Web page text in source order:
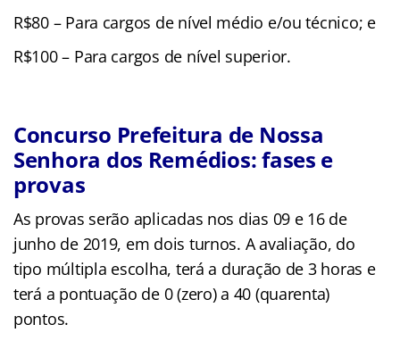
R$80 – Para cargos de nível médio e/ou técnico; e
R$100 – Para cargos de nível superior.
Concurso Prefeitura de Nossa
Senhora dos Remédios: fases e
provas
As provas serão aplicadas nos dias 09 e 16 de
junho de 2019, em dois turnos. A avaliação, do
tipo múltipla escolha, terá a duração de 3 horas e
terá a pontuação de 0 (zero) a 40 (quarenta)
pontos.